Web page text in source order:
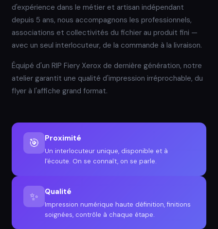
d'expérience dans le métier et artisan indépendant
depuis 5 ans, nous accompagnons les professionnels,
associations et collectivités du fichier au produit fini —
avec un seul interlocuteur, de la commande à la livraison.
Équipé d'un RIP Fiery Xerox de dernière génération, notre
atelier garantit une qualité d'impression irréprochable, du
flyer à l'affiche grand format.
🎯 Proximité
Un interlocuteur unique, disponible et à
l'écoute. On se connaît, on se parle.
✨ Qualité
Impression numérique haute définition, finitions
soignées, contrôle à chaque étape.